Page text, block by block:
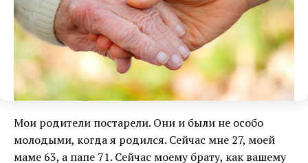
Мои родители постарели. Они и были не особо
молодыми, когда я родился. Сейчас мне 27, моей
маме 63, а папе 71. Сейчас моему брату, как вашему